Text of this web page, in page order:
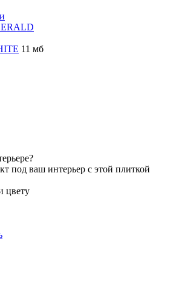
11 мб
под ваш интерьер с этой плиткой
цвету